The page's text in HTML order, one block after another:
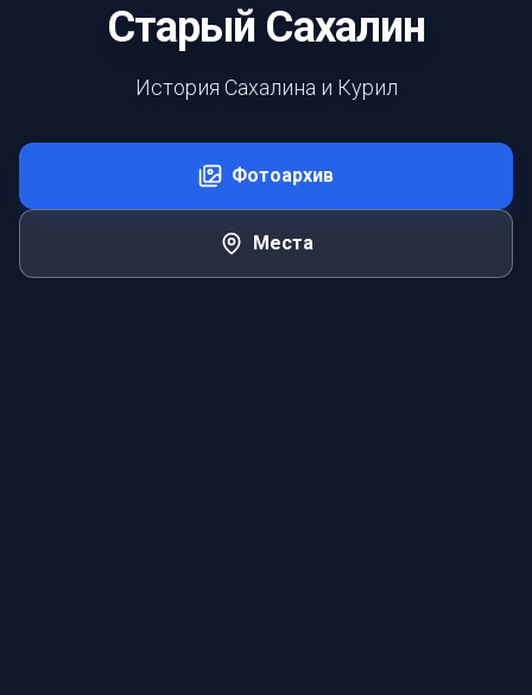
Старый Сахалин
История Сахалина и Курил
Фотоархив
Места